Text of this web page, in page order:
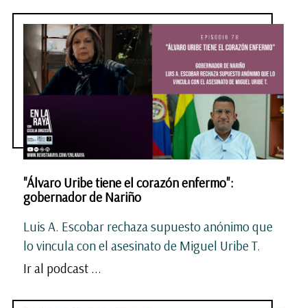
"Álvaro Uribe tiene el corazón enfermo":
gobernador de Nariño
Luis A. Escobar rechaza supuesto anónimo que
lo vincula con el asesinato de Miguel Uribe T.
Ir al podcast ...